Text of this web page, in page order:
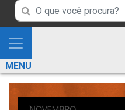
Campo
de
Busca
de
informações
Campo
de
de
informações
Mostra
e
Esconde
Menu
MENU